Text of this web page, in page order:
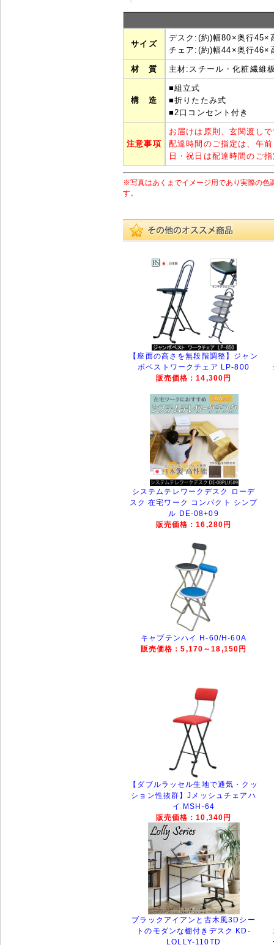
サイズ
デスク:(約)幅80×奥行45×
チェア:(約)幅44×奥行46×
材 質 主材:スチール・化粧繊維
構 造
■組立式
■折りたたみ式
■2口コンセント付き
注意事項
お届けは原則、玄関渡し
配達時間のご指定は、午
日・祝日は配達時間のご
※写真はあくまでイメージ用であり実際の色
す。
【座面の高さを無段階調整】ジャン
ボベストワークチェア LP-800
販売価格：14,300円
システムテレワークデスク ローデ
スク 在宅ワーク コンパクト シンプ
ル DE-08+09
販売価格：16,280円
キャプテンハイ H-60/H-60A
販売価格：5,170～18,150円
【ダブルラッセル生地で通気・クッ
ション性抜群】Jメッシュチェアハ
イ MSH-64
販売価格：10,340円
ブラックアイアンと古木風3Dシー
トのモダンな棚付きデスク KD-
LOLLY-110TD